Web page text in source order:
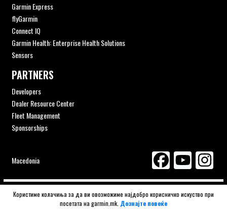
Garmin Express
flyGarmin
Connect IQ
Garmin Health: Enterprise Health Solutions
Sensors
PARTNERS
Developers
Dealer Resource Center
Fleet Management
Sponsorships
Macedonia
© 2026 Navigator ITS | Gizzo Consulting authorised distributor
GARMIN Macedonia.
Користиме колачиња за да ви овозможиме најдобро корисничко искуство при
посетата на garmin.mk. Дознајте повеќе